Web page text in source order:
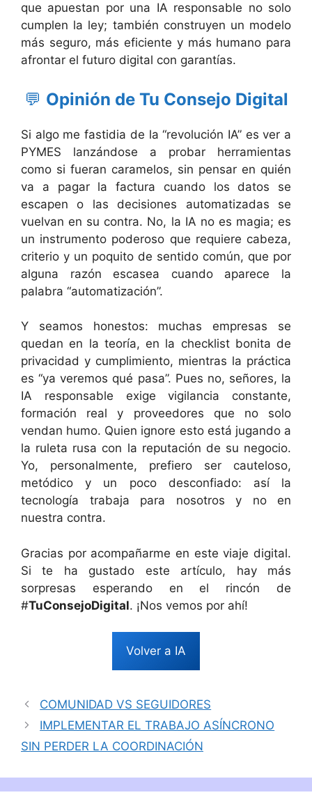
que apuestan por una IA responsable no solo
cumplen la ley; también construyen un modelo
más seguro, más eficiente y más humano para
afrontar el futuro digital con garantías.
💬 Opinión de Tu Consejo Digital
Si algo me fastidia de la “revolución IA” es ver a
PYMES lanzándose a probar herramientas
como si fueran caramelos, sin pensar en quién
va a pagar la factura cuando los datos se
escapen o las decisiones automatizadas se
vuelvan en su contra. No, la IA no es magia; es
un instrumento poderoso que requiere cabeza,
criterio y un poquito de sentido común, que por
alguna razón escasea cuando aparece la
palabra “automatización”.
Y seamos honestos: muchas empresas se
quedan en la teoría, en la checklist bonita de
privacidad y cumplimiento, mientras la práctica
es “ya veremos qué pasa”. Pues no, señores, la
IA responsable exige vigilancia constante,
formación real y proveedores que no solo
vendan humo. Quien ignore esto está jugando a
la ruleta rusa con la reputación de su negocio.
Yo, personalmente, prefiero ser cauteloso,
metódico y un poco desconfiado: así la
tecnología trabaja para nosotros y no en
nuestra contra.
Gracias por acompañarme en este viaje digital.
Si te ha gustado este artículo, hay más
sorpresas esperando en el rincón de
#TuConsejoDigital. ¡Nos vemos por ahí!
Volver a IA
COMUNIDAD VS SEGUIDORES
IMPLEMENTAR EL TRABAJO ASÍNCRONO
SIN PERDER LA COORDINACIÓN